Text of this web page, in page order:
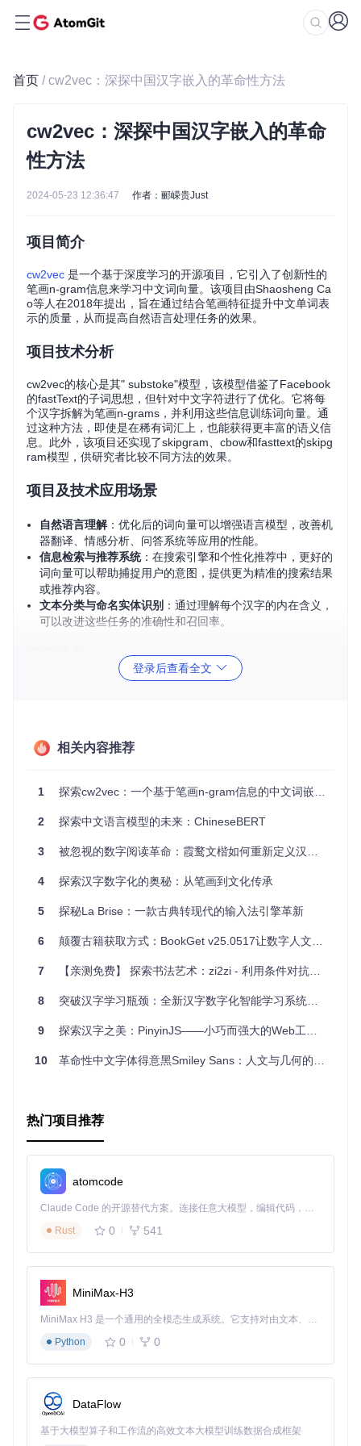
首页 / cw2vec：深探中国汉字嵌入的革命性方法
cw2vec：深探中国汉字嵌入的革命
性方法
2024-05-23 12:36:47 作者：郦嵘贵Just
项目简介
cw2vec 是一个基于深度学习的开源项目，它引入了创新性的
笔画n-gram信息来学习中文词向量。该项目由Shaosheng Ca
o等人在2018年提出，旨在通过结合笔画特征提升中文单词表
示的质量，从而提高自然语言处理任务的效果。
项目技术分析
cw2vec的核心是其" substoke"模型，该模型借鉴了Facebook
的fastText的子词思想，但针对中文字符进行了优化。它将每
个汉字拆解为笔画n-grams，并利用这些信息训练词向量。通
过这种方法，即使是在稀有词汇上，也能获得更丰富的语义信
息。此外，该项目还实现了skipgram、cbow和fasttext的skipg
ram模型，供研究者比较不同方法的效果。
项目及技术应用场景
自然语言理解：优化后的词向量可以增强语言模型，改善机
器翻译、情感分析、问答系统等应用的性能。
信息检索与推荐系统：在搜索引擎和个性化推荐中，更好的
词向量可以帮助捕捉用户的意图，提供更为精准的搜索结果
或推荐内容。
文本分类与命名实体识别 ：通过理解每个汉字的内在含义，
可以改进这些任务的准确性和召回率。
兼容多种模型
ram、cbow 和 fasttext 的实现，便于比较和选择最适合特
易用性：项目提供的预编译二进制文件和简单的运行脚
本，使得快速测试和实验变得轻松。
丰富的资源：项目作者提供了中文笔画特征数据，以及用
手。
如果你正在寻找一种能够深入挖掘中文字符内涵的方法，或者
一个值得尝试的选择。立即探索这个项目，开启你的汉字嵌入
登录后查看全文
相关内容推荐
1 探索cw2vec：一个基于笔画n-gram信息的中文词嵌入工具
2 探索中文语言模型的未来：ChineseBERT
3 被忽视的数字阅读革命：霞鹜文楷如何重新定义汉字显示标准
4 探索汉字数字化的奥秘：从笔画到文化传承
5 探秘La Brise：一款古典转现代的输入法引擎革新
6 颠覆古籍获取方式：BookGet v25.0517让数字人文研究效率提升300%
7 【亲测免费】 探索书法艺术：zi2zi - 利用条件对抗网络学习汉字书写
8 突破汉字学习瓶颈：全新汉字数字化智能学习系统带来的书写革命
9 探索汉字之美：PinyinJS——小巧而强大的Web工具库
10 革命性中文字体得意黑Smiley Sans：人文与几何的完美平衡
热门项目推荐
atomcode
Claude Code 的开源替代方案。连接任意大模型，编辑代码，运行命令，自动验证 — 全自动执行。用 Rust 构建，极致性能。 ｜ An open-source alternative to Claude Code. Connect any LLM, edit code, run commands, and verify changes — autonomously. Built in Rust for speed. Get Started
Rust
0 541
MiniMax-H3
MiniMax H3 是一个通用的全模态生成系统。它支持对由文本、图像、视频和音频组成的多模态上下文进行统一理解，并能生成分辨率高达 2K、时长可达 15 秒的带原生立体声音频的视频。得益于面向任务泛化的系统设计，H3 在预训练阶段就已具备广泛的多模态上下文理解与生成能力，能够出色地执行复杂的多模态指令。
Python
0 0
DataFlow
基于大模型算子和工作流的高效文本大模型训练数据合成框架